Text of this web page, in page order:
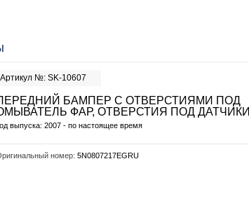
Артикул №: SK-10607
БАМПЕР С ОТВЕРСТИЯМИ ПОД
ФАР, ОТВЕРСТИЯ ПОД ДАТЧИКИ
выпуска: 2007 - по настоящее время
номер: 5N0807217EGRU